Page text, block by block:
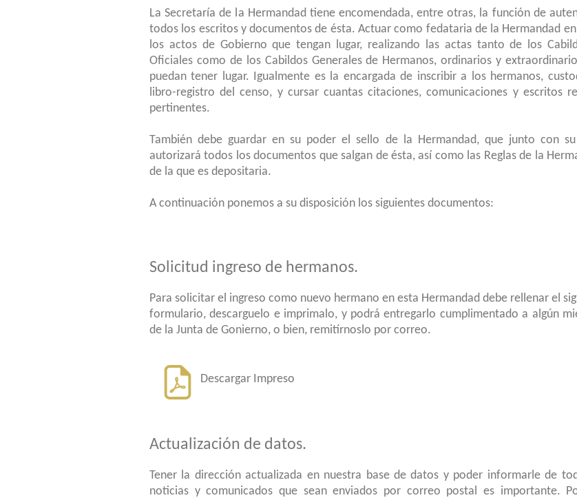
La Secretaría de la Hermandad tiene encomendada, entre otras, la función de
todos los escritos y documentos de ésta. Actuar como fedataria de la Hermandad
los actos de Gobierno que tengan lugar, realizando las actas tanto de los
Oficiales como de los Cabildos Generales de Hermanos, ordinarios y
puedan tener lugar. Igualmente es la encargada de inscribir a los hermanos,
libro-registro del censo, y cursar cuantas citaciones, comunicaciones y escritos
pertinentes.
También debe guardar en su poder el sello de la Hermandad, que junto con
autorizará todos los documentos que salgan de ésta, así como las Reglas de la
de la que es depositaria.
A continuación ponemos a su disposición los siguientes documentos:
Solicitud ingreso de hermanos.
Para solicitar el ingreso como nuevo hermano en esta Hermandad debe rellenar el
formulario, descarguelo e imprimalo, y podrá entregarlo cumplimentado a algún
de la Junta de Gonierno, o bien, remitírnoslo por correo.
Descargar Impreso
Actualización de datos.
Tener la dirección actualizada en nuestra base de datos y poder informarle de
noticias y comunicados que sean enviados por correo postal es importante.